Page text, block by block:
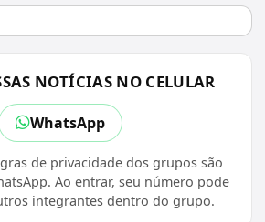
NOTÍCIAS NO CELULAR
WhatsApp
de privacidade dos grupos são
Ao entrar, seu número pode
integrantes dentro do grupo.